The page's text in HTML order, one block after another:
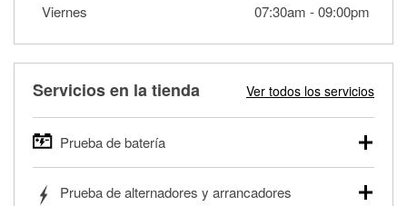
Viernes
07:30am -09:00pm
Servicios en la tienda Ver todos los servicios
Prueba de batería
autos, camionetas, SUVs, vehículos comerciales y
Prueba de alternadores y arrancadores